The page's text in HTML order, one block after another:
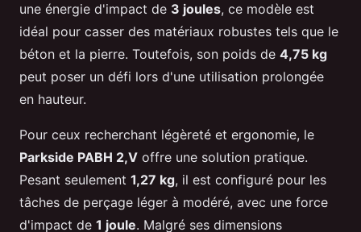
une énergie d'impact de 3 joules, ce modèle est
idéal pour casser des matériaux robustes tels que le
béton et la pierre. Toutefois, son poids de 4,75 kg
peut poser un défi lors d'une utilisation prolongée
en hauteur.
Pour ceux recherchant légèreté et ergonomie, le
Parkside PABH 2,V offre une solution pratique.
Pesant seulement 1,27 kg, il est configuré pour les
tâches de perçage léger à modéré, avec une force
d'impact de 1 joule. Malgré ses dimensions